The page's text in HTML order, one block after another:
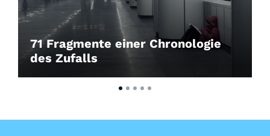
71 Fragmente einer Chronologie
des Zufalls